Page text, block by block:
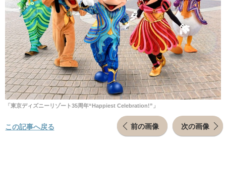
「東京ディズニーリゾート35周年“Happiest Celebration!”」
前の画像 次の画像
この記事へ戻る